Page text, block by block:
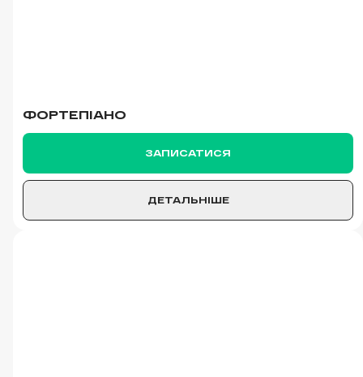
ФОРТЕПІАНО
ЗАПИСАТИСЯ
ДЕТАЛЬНІШЕ